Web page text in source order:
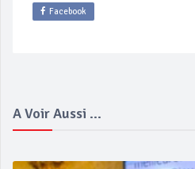
Facebook
A Voir Aussi ...